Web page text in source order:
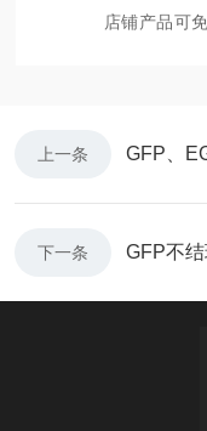
店铺产品可
上一条 GFP、
下一条 GFP不